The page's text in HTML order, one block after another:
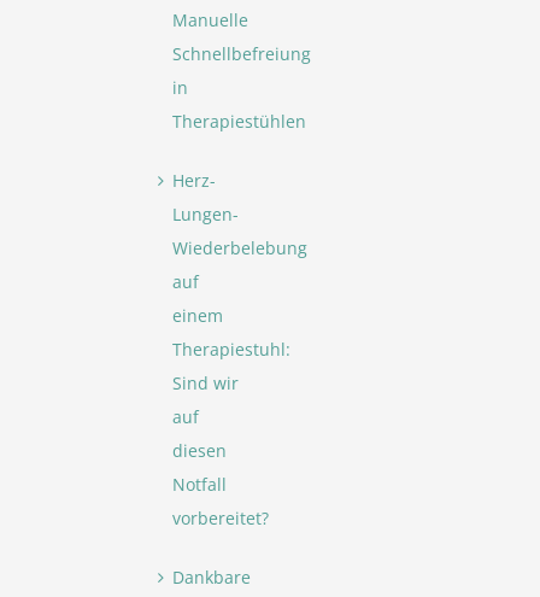
Manuelle
Schnellbefreiung
in
Therapiestühlen
Herz-
Lungen-
Wiederbelebung
auf
einem
Therapiestuhl:
Sind wir
auf
diesen
Notfall
vorbereitet?
Dankbare